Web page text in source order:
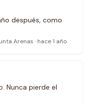
después, como
Arenas · hace 1 año
Nunca pierde el